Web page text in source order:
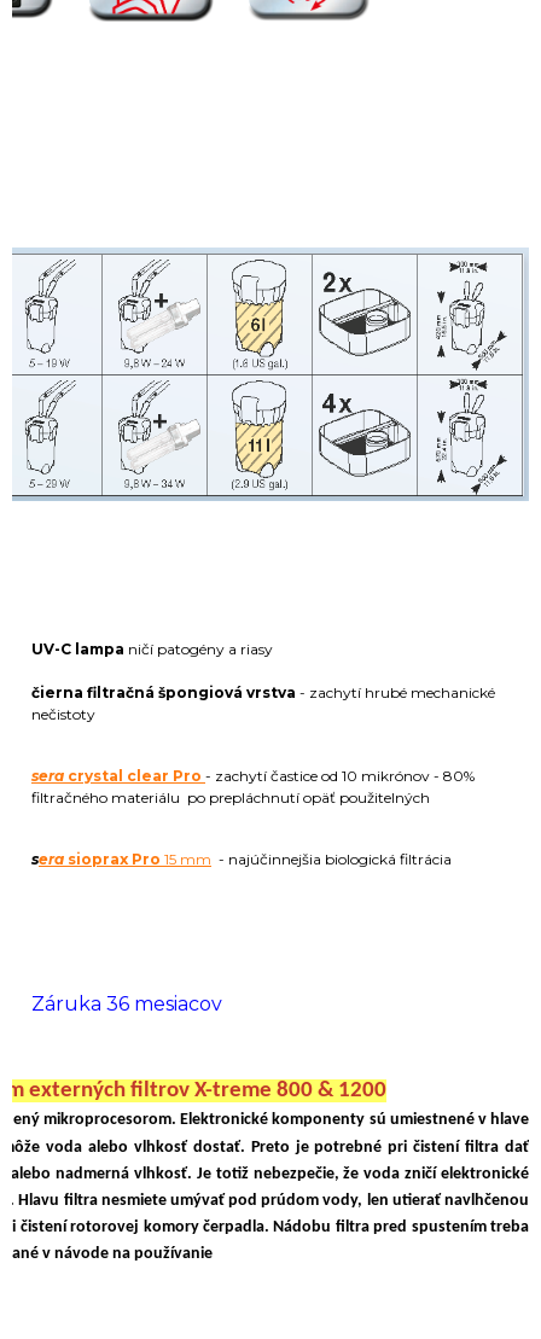
UV-C lampa ničí patogény a riasy
čierna filtračná špongiová vrstva - zachytí hrubé mechanické
nečistoty
sera crystal clear Pro - zachytí častice od 10 mikrónov - 80%
filtračného materiálu po prepláchnutí opäť použitelných
sera sioprax Pro 15 mm - najúčinnejšia biologická filtrácia
Záruka 36 mesiacov
externých filtrov X-treme 800 & 1200
mikroprocesorom. Elektronické komponenty sú umiestnené v hlave
voda alebo vlhkosť dostať. Preto je potrebné pri čistení filtra dať
nadmerná vlhkosť. Je totiž nebezpečie, že voda zničí elektronické
Hlavu filtra nesmiete umývať pod prúdom vody, len utierať navlhčenou
čistení rotorovej komory čerpadla. Nádobu filtra pred spustením treba
v návode na používanie